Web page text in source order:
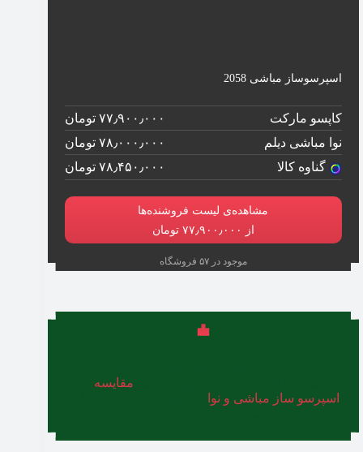
اسپرسوساز مباشی 2058
کاپسو مارکت
۷۷٫۹۰۰٫۰۰۰ تومان
نوا مباشی دیلم
۷۸٫۰۰۰٫۰۰۰ تومان
گناوه کالا
۷۸٫۴۵۰٫۰۰۰ تومان
مشاهده‌ی لیست فروشنده‌ها
از ۷۷٫۹۰۰٫۰۰۰ تومان
موجود در ۵۷ فروشگاه
مقایسه
اسپرسو ساز مباشی و نوا